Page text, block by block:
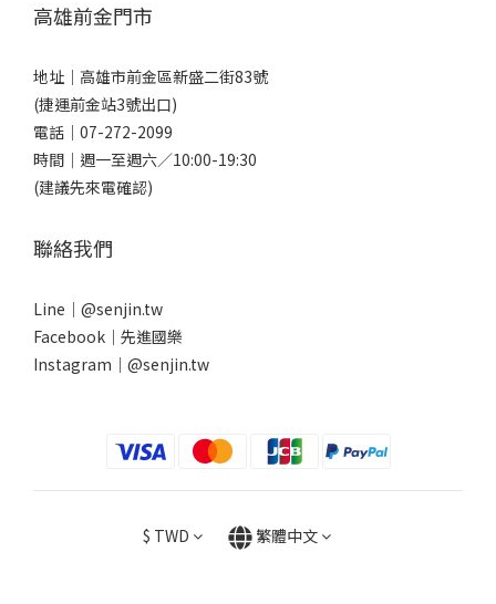
高雄前金門市
地址｜ 高雄市前金區新盛二街83號
(捷運前金站3號出口)
電話｜ 07-272-2099
時間｜週一至週六／10:00-19:30
(建議先來電確認)
聯絡我們
Line｜ @senjin.tw
Facebook｜ 先進國樂
Instagram｜ @senjin.tw
$ TWD 繁體中文